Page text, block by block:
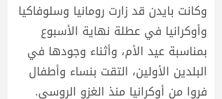
وكانت بايدن قد زارت رومانيا وسلوفاكيا
وأوكرانيا في عطلة نهاية الأسبوع
بمناسبة عيد الأم، وأثناء وجودها في
البلدين الأولين، التقت بنساء وأطفال
فروا من أوكرانيا منذ الغزو الروسي.